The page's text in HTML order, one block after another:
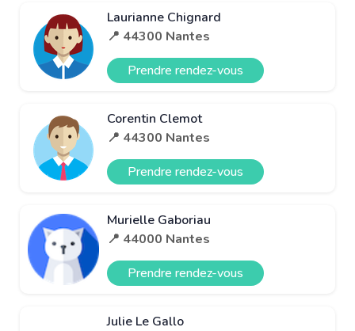
Laurianne Chignard
📍 44300 Nantes
Prendre rendez-vous
Corentin Clemot
📍 44300 Nantes
Prendre rendez-vous
Murielle Gaboriau
📍 44000 Nantes
Prendre rendez-vous
Julie Le Gallo